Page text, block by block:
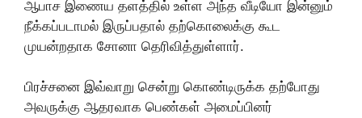
ஆபாச இணைய தளத்தில் உள்ள அந்த வீடியோ இன்னும்
நீக்கப்படாமல் இருப்பதால் தற்கொலைக்கு கூட
முயன்றதாக சோனா தெரிவித்துள்ளார்.
பிரச்சனை இவ்வாறு சென்று கொண்டிருக்க தற்போது
அவருக்கு ஆதரவாக பெண்கள் அமைப்பினர்